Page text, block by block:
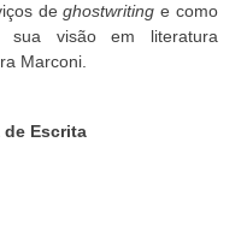
deghostwriting e como
sua visão em literatura
Marconi.
de Escrita